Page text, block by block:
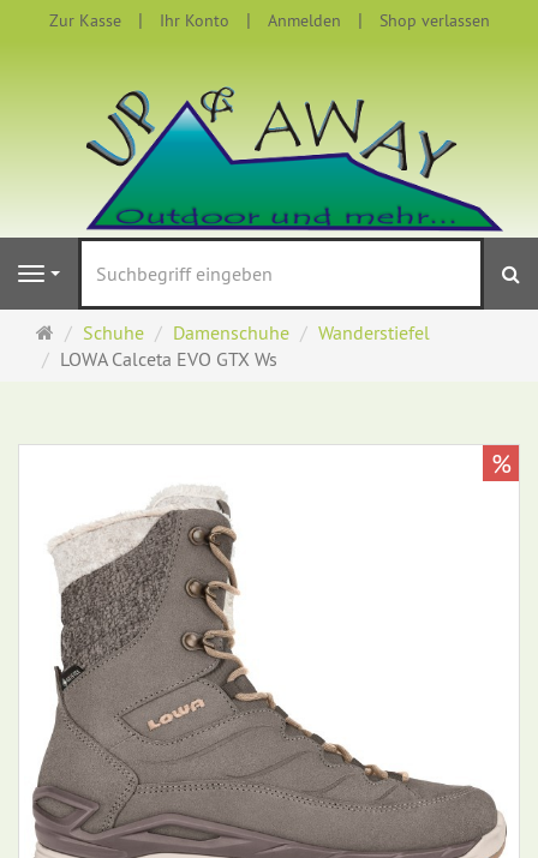
Zur Kasse Ihr Konto Anmelden Shop verlassen
Navigation
Startseite
Schuhe Damenschuhe
Wanderstiefel
LOWA Calceta EVO GTX Ws
%